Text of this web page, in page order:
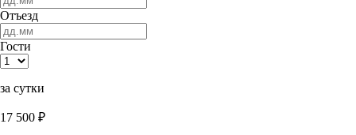
Отъезд
Гости
за сутки
17 500 ₽